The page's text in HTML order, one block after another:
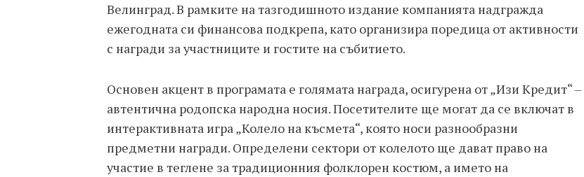
Велинград. В рамките на тазгодишното издание компанията надгражда
ежегодната си финансова подкрепа, като организира поредица от активности
с награди за участниците и гостите на събитието.
Основен акцент в програмата е голямата награда, осигурена от „Изи Кредит“ –
автентична родопска народна носия. Посетителите ще могат да се включат в
интерактивната игра „Колело на късмета“, която носи разнообразни
предметни награди. Определени сектори от колелото ще дават право на
участие в теглене за традиционния фолклорен костюм, а името на